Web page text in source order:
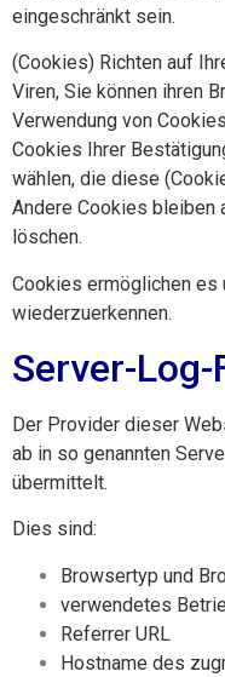
eingeschränkt sein.
(Cookies) Richten auf
Viren, Sie können ihren
Verwendung von
Cookies Ihrer
wählen, die diese
Andere Cookies bleiben
löschen.
Cookies ermöglichen es
wiederzuerkennen.
Server-Log-
Der Provider dieser
ab in so genannten
übermittelt.
Dies sind:
Browsertyp und
verwendetes
Referrer URL
Hostname des